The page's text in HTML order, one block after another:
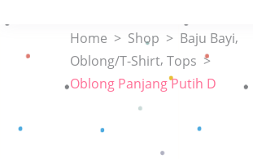
Home > Shop > Baju Bayi,
Oblong/T-Shirt, Tops >
Oblong Panjang Putih D